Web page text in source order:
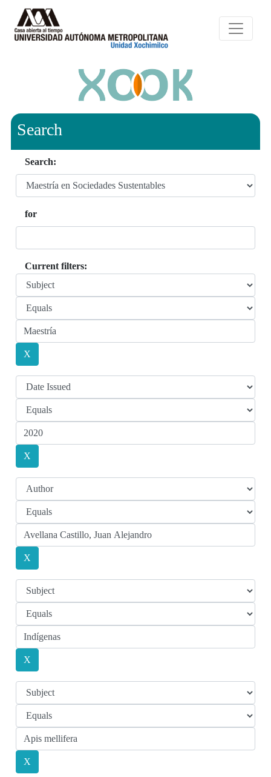
Search
Search:
for
Current filters: